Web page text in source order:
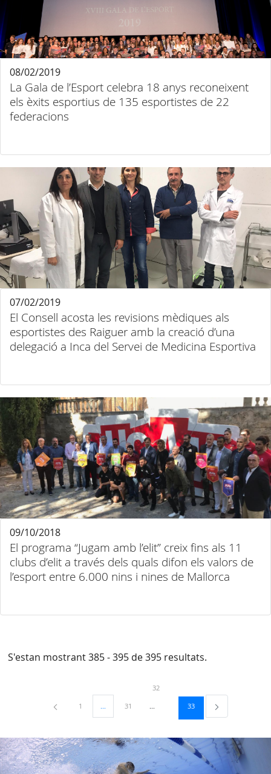
La Gala de l’Esport celebra 18 anys reconeixent
els èxits esportius de 135 esportistes de 22
federacions
08/02/2019
El Consell acosta les revisions mèdiques als
esportistes des Raiguer amb la creació d’una
delegació a Inca del Servei de Medicina Esportiva
07/02/2019
El programa “Jugam amb l’elit” creix fins als 11
clubs d’elit a través dels quals difon els valors de
l’esport entre 6.000 nins i nines de Mallorca
09/10/2018
S'estan mostrant 385 - 395 de 395 resultats.
Pàgina
1 ...Pàgines intermèdies Utilitzeu TAB per navegar.
Pàgina
31
Pàgina
32
Pàgina
33